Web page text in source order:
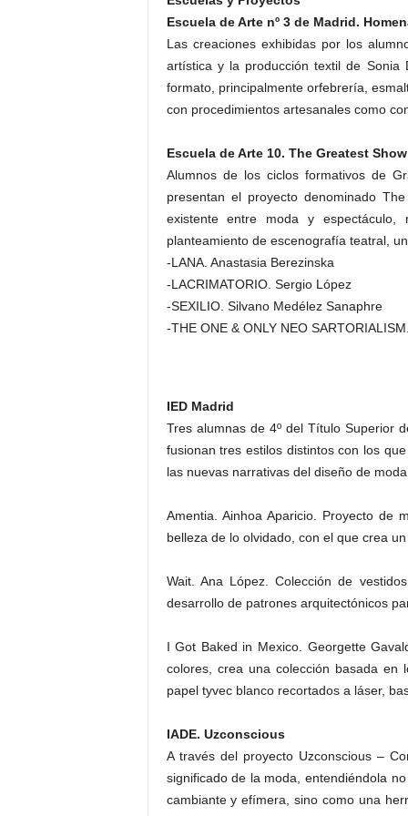
Escuela de Arte nº 3 de Madrid.
Las creaciones exhibidas por los
artística y la producción textil de
formato, principalmente orfebrería,
con procedimientos artesanales como
Escuela de Arte 10. The Greatest
Alumnos de los ciclos formativos de
presentan el proyecto denominado
existente entre moda y
planteamiento de escenografía teatral,
-LANA. Anastasia Berezinska
-LACRIMATORIO. Sergio López
-SEXILIO. Silvano Medélez Sanaphre
-THE ONE & ONLY NEO
IED Madrid
Tres alumnas de 4º del Título Superior
fusionan tres estilos distintos con los
las nuevas narrativas del diseño de
Amentia. Ainhoa Aparicio. Proyecto
belleza de lo olvidado, con el que crea
Wait. Ana López. Colección de
desarrollo de patrones arquitectónicos
I Got Baked in Mexico. Georgette
colores, crea una colección basada en
papel tyvec blanco recortados a láser,
IADE. Uzconscious
A través del proyecto Uzconscious –
significado de la moda, entendiéndola
cambiante y efímera, sino como una